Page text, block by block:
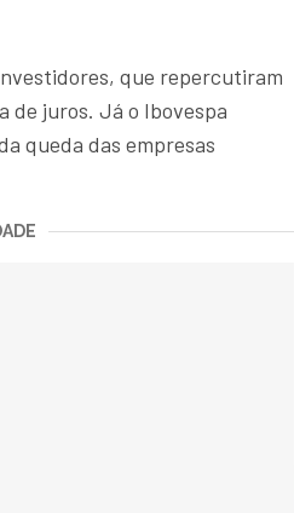
que repercutiram
de juros. Já o Ibovespa
queda das empresas